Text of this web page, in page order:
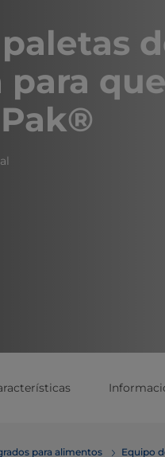
para alimentos Equipo